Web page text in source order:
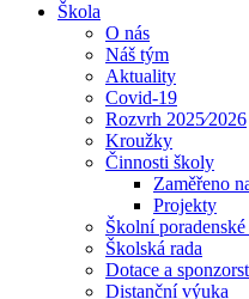
Škola
O nás
Náš tým
Aktuality
Covid-19
Rozvrh 2025⁄2026
Kroužky
Činnosti školy
Zaměřeno
Projekty
Školní
Školská rada
Dotace a
Distanční výuka